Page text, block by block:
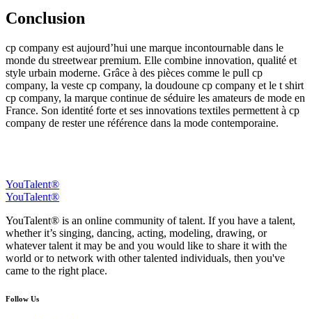
Conclusion
cp company est aujourd’hui une marque incontournable dans le
monde du streetwear premium. Elle combine innovation, qualité et
style urbain moderne. Grâce à des pièces comme le pull cp
company, la veste cp company, la doudoune cp company et le t shirt
cp company, la marque continue de séduire les amateurs de mode en
France. Son identité forte et ses innovations textiles permettent à cp
company de rester une référence dans la mode contemporaine.
YouTalent®
YouTalent®
YouTalent® is an online community of talent. If you have a talent,
whether it’s singing, dancing, acting, modeling, drawing, or
whatever talent it may be and you would like to share it with the
world or to network with other talented individuals, then you've
came to the right place.
Follow Us